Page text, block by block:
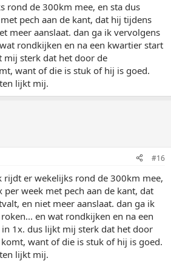
rond de 300km mee, en sta dus
pech aan de kant, dat hij tijdens
meer aanslaat. dan ga ik vervolgens
rondkijken en na een kwartier start
mij sterk dat het door de
want of die is stuk of hij is goed.
lijkt mij.
#16
rijdt er wekelijks rond de 300km mee,
per week met pech aan de kant, dat
en niet meer aanslaat. dan ga ik
en wat rondkijken en na een
1x. dus lijkt mij sterk dat het door
want of die is stuk of hij is goed.
lijkt mij.